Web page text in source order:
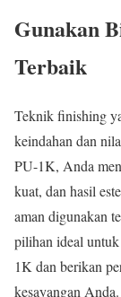
Gunakan
Terbaik
Teknik finishing
keindahan dan
PU-1K, Anda
kuat, dan hasil
aman digunakan
pilihan ideal
1K dan berikan
kesayangan Anda.